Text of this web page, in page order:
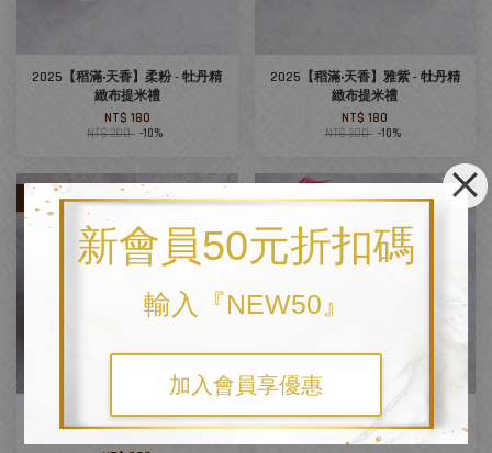
新會員50元折扣碼
輸入『NEW50』
加入會員享優惠
2025【稻滿‧天香】柔粉 - 牡丹精
緻布提米禮
NT$ 180
NT$ 200 -10%
2025【稻滿‧天香】雅紫 - 牡丹精
緻布提米禮
NT$ 180
NT$ 200 -10%
優惠
2025【穗滿‧福滿稻】特殊款精緻
【農庄手札】米禮
NT$ 320